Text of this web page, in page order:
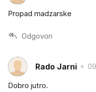
Propad madzarske
Odgovori
Rado Jarni
Dobro jutro.